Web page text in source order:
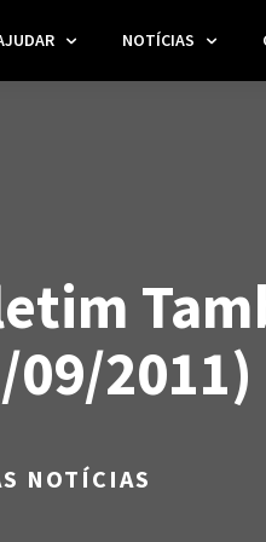
NOTÍCIAS
09/2011)
NOTÍCIAS